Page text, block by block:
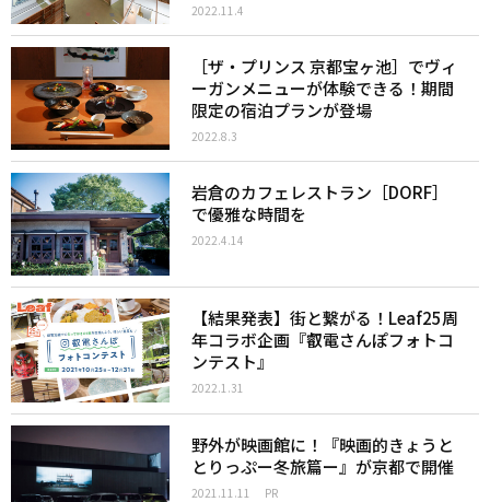
2022.11.4
［ザ・プリンス 京都宝ヶ池］でヴィ
ーガンメニューが体験できる！期間
限定の宿泊プランが登場
2022.8.3
岩倉のカフェレストラン［DORF］
で優雅な時間を
2022.4.14
【結果発表】街と繋がる！Leaf25周
年コラボ企画『叡電さんぽフォトコ
ンテスト』
2022.1.31
野外が映画館に！『映画的きょうと
とりっぷー冬旅篇ー』が京都で開催
2021.11.11 PR